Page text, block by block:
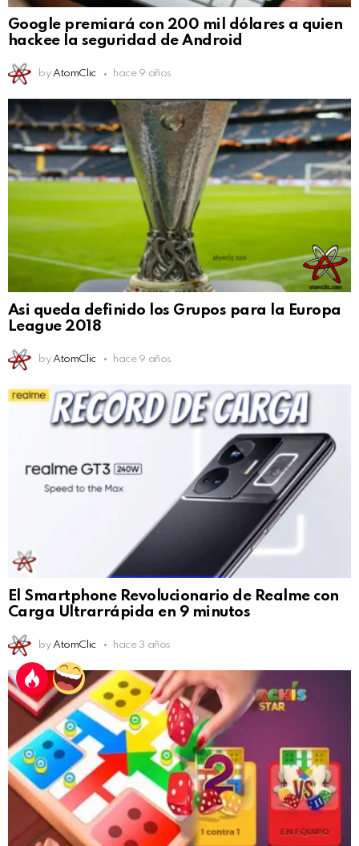
Google premiará con 200 mil dólares a quien
hackee la seguridad de Android
by AtomClic hace 9 años
Asi queda definido los Grupos para la Europa
League 2018
by AtomClic hace 9 años
El Smartphone Revolucionario de Realme con
Carga Ultrarrápida en 9 minutos
by AtomClic hace 3 años